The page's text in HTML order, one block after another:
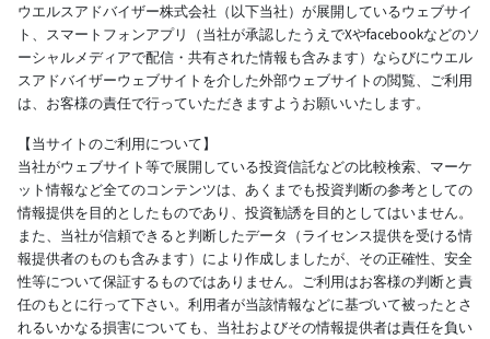
ウエルスアドバイザー株式会社（以下当社）が展開しているウェブサイ
ト、スマートフォンアプリ（当社が承認したうえでXやfacebookなどのソ
ーシャルメディアで配信・共有された情報も含みます）ならびにウエル
スアドバイザーウェブサイトを介した外部ウェブサイトの閲覧、ご利用
は、お客様の責任で行っていただきますようお願いいたします。
【当サイトのご利用について】
当社がウェブサイト等で展開している投資信託などの比較検索、マーケ
ット情報など全てのコンテンツは、あくまでも投資判断の参考としての
情報提供を目的としたものであり、投資勧誘を目的としてはいません。
また、当社が信頼できると判断したデータ（ライセンス提供を受ける情
報提供者のものも含みます）により作成しましたが、その正確性、安全
性等について保証するものではありません。ご利用はお客様の判断と責
任のもとに行って下さい。利用者が当該情報などに基づいて被ったとさ
れるいかなる損害についても、当社およびその情報提供者は責任を負い